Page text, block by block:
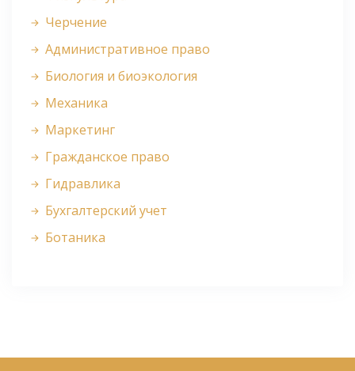
Черчение
Административное право
Биология и биоэкология
Механика
Маркетинг
Гражданское право
Гидравлика
Бухгалтерский учет
Ботаника